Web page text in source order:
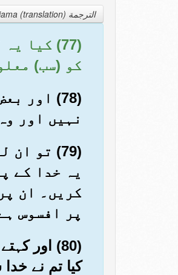
الترجمة Tarjama (translation)
(77) کیا
کو (سب)
(78) اور
نہیں اور
(79) تو
یہ خدا کے
کریں۔ ان
پر افسوس
(80) اور
کیا تم نے